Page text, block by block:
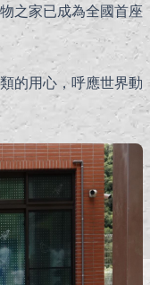
之家已成為全國首座
的用心，呼應世界動